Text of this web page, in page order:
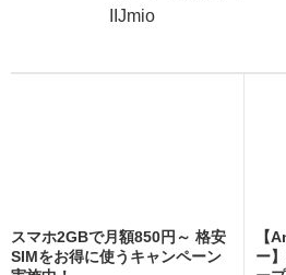
IIJmio
スマホ2GBで月額850円～ 格安
SIMをお得に使うキャンペーン
【
ー